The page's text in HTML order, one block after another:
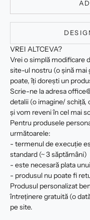
VREI ALTCEVA?
Vrei o simplă modificare
site-ul nostru (o șină mai
poate, îți dorești un
Scrie-ne la adresa
detalii (o imagine/ schiță,
și vom reveni în cel mai
Pentru produsele
următoarele:
- termenul de execuție
standard (~ 3 săptămâni)
- este necesară plata
- produsul nu poate fi
Produsul personalizat
întreținere gratuită (o
pe site.